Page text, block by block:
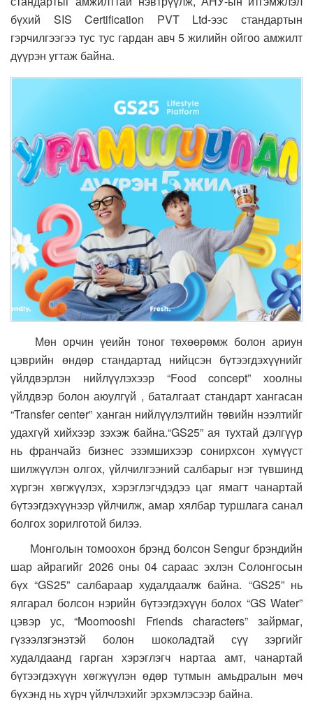
бүхий SIS Certification PVT Ltd-ээс стандартын
гэрчилгээгээ тус тус гардан авч 5 жилийн ойгоо амжилт
дүүрэн угтаж байна.
Мөн орчин үеийн тоног төхөөрөмж болон ариун
цэврийн өндөр стандартад нийцсэн бүтээгдэхүүнийг
үйлдвэрлэн нийлүүлэхээр “Food concept” хоолны
үйлдвэр болон аюулгүй , баталгаат стандарт хангасан
“Transfer center” ханган нийлүүлэлтийн төвийн нээлтийг
удахгүй хийхээр зэхэж байна.“GS25” ая тухтай дэлгүүр
нь франчайз бизнес эзэмшихээр сонирхсон хүмүүст
шилжүүлэн олгох, үйлчилгээний салбарыг нэг түвшинд
хүргэн хөгжүүлэх, хэрэглэгчдэдээ цаг ямагт чанартай
бүтээгдэхүүнээр үйлчилж, амар хялбар туршлага санал
болгох зорилготой билээ.
Монголын томоохон брэнд болсон Sengur брэндийн
шар айрагийг 2026 оны 04 сараас эхлэн Солонгосын
бүх “GS25” салбараар худалдаалж байна. “GS25” нь
ялгарал болсон нэрийн бүтээгдэхүүн болох “GS Water”
цэвэр ус, “Moomooshi Friends characters” зайрмаг,
гүзээлзгэнэтэй болон шоколадтай сүү зэргийг
худалдаанд гарган хэрэглэгч нартаа амт, чанартай
бүтээгдэхүүн хөгжүүлэн өдөр тутмын амьдралын мөч
бүхэнд нь хүрч үйлчлэхийг эрхэмлэсээр байна.